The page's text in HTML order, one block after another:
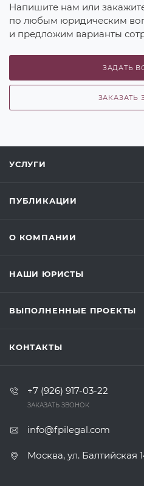
Напишите нам или
по любым юридическим
и предложим варианты
ЗАДАТЬ
ЗАКАЗАТЬ
УСЛУГИ
ПУБЛИКАЦИИ
О КОМПАНИИ
НАШИ ЮРИСТЫ
ВЫПОЛНЕННЫЕ ПРОЕКТЫ
КОНТАКТЫ
+7 (926) 917-03-22
ЗАКАЗАТЬ ЗВОНОК
info@fpilegal.com
Москва, ул. Балтийская